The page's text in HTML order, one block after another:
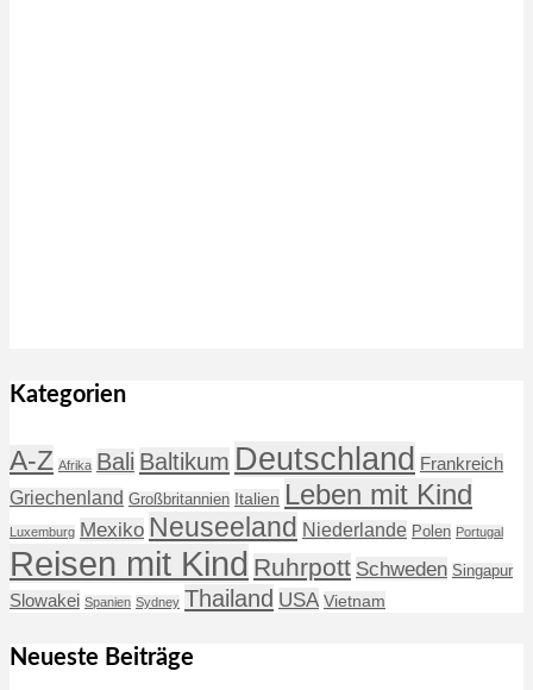
Kategorien
A-Z Afrika Bali Baltikum Deutschland Frankreich
Griechenland Großbritannien Italien Leben mit Kind
Luxemburg Mexiko Neuseeland Niederlande Polen Portugal
Reisen mit Kind Ruhrpott Schweden Singapur
Slowakei Spanien Sydney Thailand USA Vietnam
Neueste Beiträge